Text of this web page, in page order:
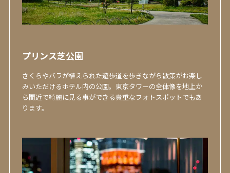
プリンス芝公園
さくらやバラが植えられた遊歩道を歩きながら散策がお楽し
みいただけるホテル内の公園。東京タワーの全体像を地上か
ら間近で綺麗に見る事ができる貴重なフォトスポットでもあ
ります。